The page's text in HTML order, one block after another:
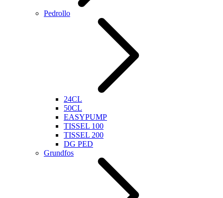
Pedrollo
24CL
50CL
EASYPUMP
TISSEL 100
TISSEL 200
DG PED
Grundfos